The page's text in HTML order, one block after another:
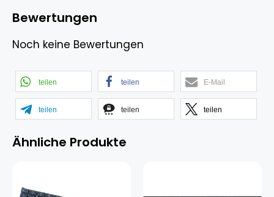
Bewertungen
Noch keine Bewertungen
teilen teilen E-Mail
teilen teilen teilen
Ähnliche Produkte